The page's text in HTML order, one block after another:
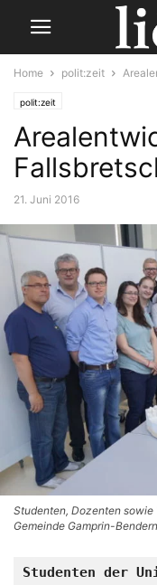
Home polit:zeit
polit:zeit
21. Juni 2016
Studenten, Dozenten sowie
Gemeinde Gamprin-Bendern
Studenten der